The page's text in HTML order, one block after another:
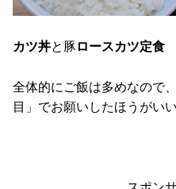
カツ丼と豚ロースカツ定食
全体的にご飯は多めなので
目」でお願いしたほうがいい